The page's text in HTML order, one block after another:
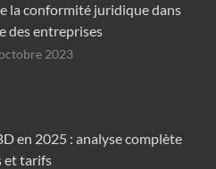
la conformité juridique dans
des entreprises
2023
en 2025 : analyse complète
et tarifs